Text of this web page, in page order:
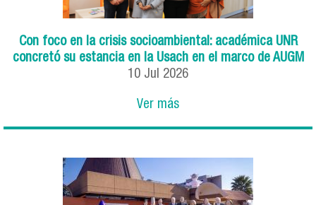
Con foco en la crisis socioambiental: académica UNR
concretó su estancia en la Usach en el marco de AUGM
10 Jul 2026
Ver más